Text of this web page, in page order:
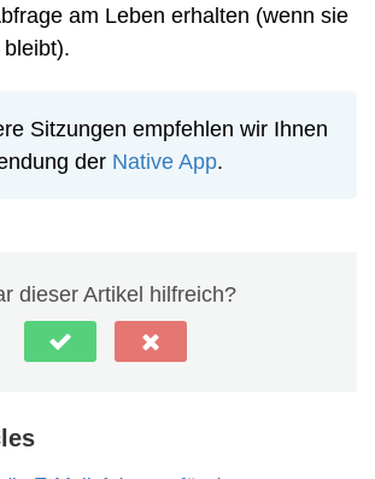
am Leben erhalten (wenn sie
Sitzungen empfehlen wir Ihnen
der Native App.
dieser Artikel hilfreich?